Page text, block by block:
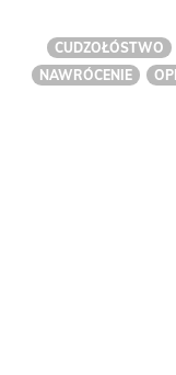
CUDZOŁÓSTWO
NAWRÓCENIE